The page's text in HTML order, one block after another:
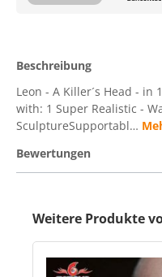
Beschreibung
Leon - A Killer´s Head - in
with: 1 Super Realistic -
SculptureSupportabl…
Bewertungen
Weitere Produkte